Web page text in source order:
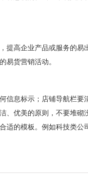
提高企业产品或服务的易
易货营销活动。
信息标示；店铺导航栏要
优美的原则，不要堆砌
适的模板。例如科技类公